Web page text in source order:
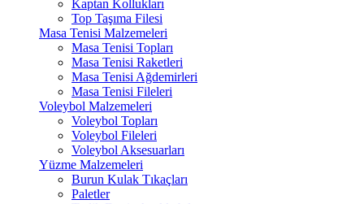
Kaptan Kollukları
Top Taşıma Filesi
Masa Tenisi Malzemeleri
Masa Tenisi Topları
Masa Tenisi Raketleri
Masa Tenisi Ağdemirleri
Masa Tenisi Fileleri
Voleybol Malzemeleri
Voleybol Topları
Voleybol Fileleri
Voleybol Aksesuarları
Yüzme Malzemeleri
Burun Kulak Tıkaçları
Paletler